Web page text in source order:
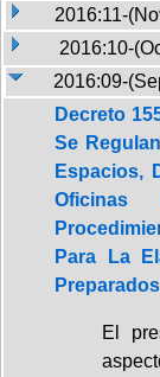
2016:11-
2016:10-
2016:09-
Decreto
Se
Espacios,
Para La
El